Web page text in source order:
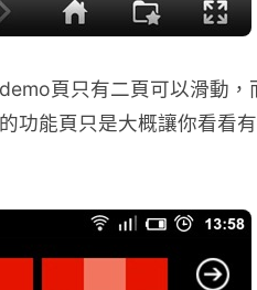
頁只有二頁可以滑動，
功能頁只是大概讓你看看